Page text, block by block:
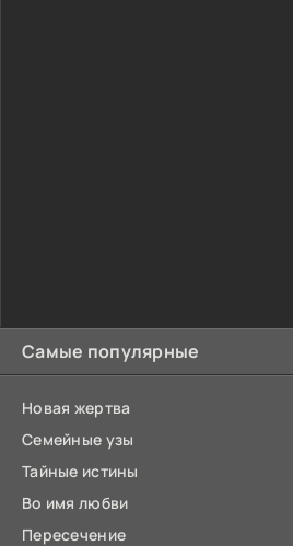
Самые популярные
Новая жертва
Семейные узы
Тайные истины
Во имя любви
Пересечение